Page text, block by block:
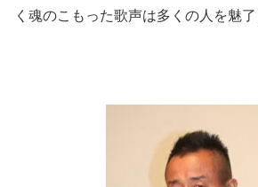
く魂のこもった歌声は多くの人を魅了